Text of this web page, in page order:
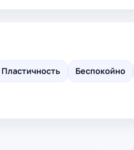
Пластичность Беспокойно